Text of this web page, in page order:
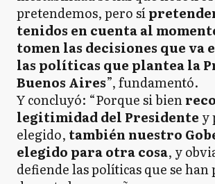
pretendemos, pero sí
tenidos en cuenta al
tomen las decisiones que va
las políticas que plantea la
Buenos Aires”, fundamentó.
Y concluyó: “Porque si bien
legitimidad del Presidente y
elegido, también nuestro
elegido para otra cosa, y
defiende las políticas que se han